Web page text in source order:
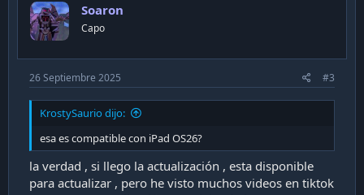
o
n
s
Soaron
Capo
26 Septiembre 2025 #3
KrostySaurio dijo:
esa es compatible con iPad OS26?
la verdad , si llego la actualización , esta disponible
para actualizar , pero he visto muchos videos en tiktok